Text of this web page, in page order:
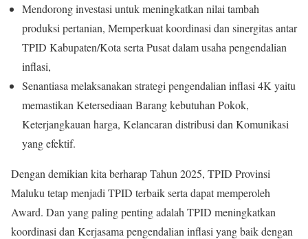
Mendorong investasi untuk meningkatkan nilai tambah
produksi pertanian, Memperkuat koordinasi dan sinergitas antar
TPID Kabupaten/Kota serta Pusat dalam usaha pengendalian
inflasi,
Senantiasa melaksanakan strategi pengendalian inflasi 4K yaitu
memastikan Ketersediaan Barang kebutuhan Pokok,
Keterjangkauan harga, Kelancaran distribusi dan Komunikasi
yang efektif.
Dengan demikian kita berharap Tahun 2025, TPID Provinsi
Maluku tetap menjadi TPID terbaik serta dapat memperoleh
Award. Dan yang paling penting adalah TPID meningkatkan
koordinasi dan Kerjasama pengendalian inflasi yang baik dengan